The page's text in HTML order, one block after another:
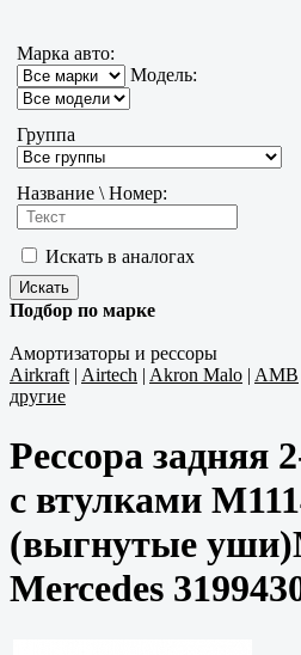
Марка авто:
Модель:
Группа
Название \ Номер:
Искать в аналогах
Подбор по марке
Амортизаторы и рессоры
Airkraft| Airtech | Akron Malo | AMB
другие
Рессора задняя
c втулками
(выгнутые
Mercedes